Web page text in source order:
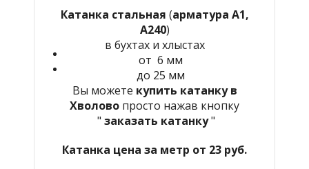
Катанка стальная (арматура А1,
А240)
в бухтах и хлыстах
от 6 мм
до 25 мм
Вы можете купить катанку в
Хволово просто нажав кнопку
" заказать катанку"
Катанка цена за метр от 23 руб.